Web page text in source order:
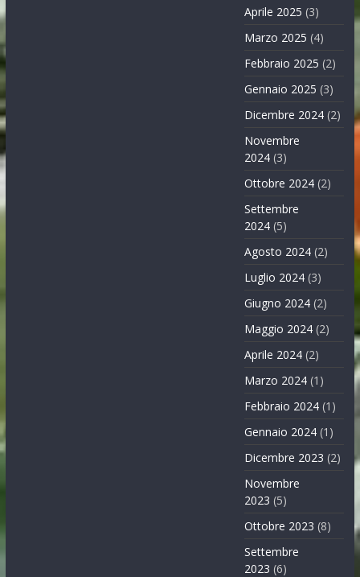
Aprile 2025 (3)
Marzo 2025 (4)
Febbraio 2025 (2)
Gennaio 2025 (3)
Dicembre 2024 (2)
Novembre
2024 (3)
Ottobre 2024 (2)
Settembre
2024 (5)
Agosto 2024 (2)
Luglio 2024 (3)
Giugno 2024 (2)
Maggio 2024 (2)
Aprile 2024 (2)
Marzo 2024 (1)
Febbraio 2024 (1)
Gennaio 2024 (1)
Dicembre 2023 (2)
Novembre
2023 (5)
Ottobre 2023 (8)
Settembre
2023 (6)